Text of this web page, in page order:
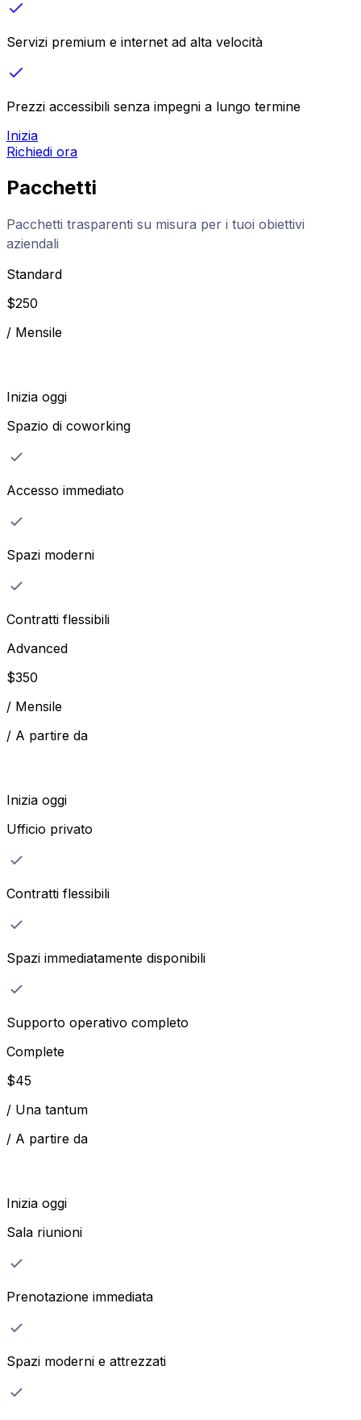
Servizi premium e internet ad alta velocità
Prezzi accessibili senza impegni a lungo termine
Inizia
Richiedi ora
Pacchetti
Pacchetti trasparenti su misura per i tuoi obiettivi
aziendali
Standard
$250
/ Mensile
Inizia oggi
Spazio di coworking
Accesso immediato
Spazi moderni
Contratti flessibili
Advanced
$350
/ Mensile
/ A partire da
Inizia oggi
Ufficio privato
Contratti flessibili
Spazi immediatamente disponibili
Supporto operativo completo
Complete
$45
/ Una tantum
/ A partire da
Inizia oggi
Sala riunioni
Prenotazione immediata
Spazi moderni e attrezzati